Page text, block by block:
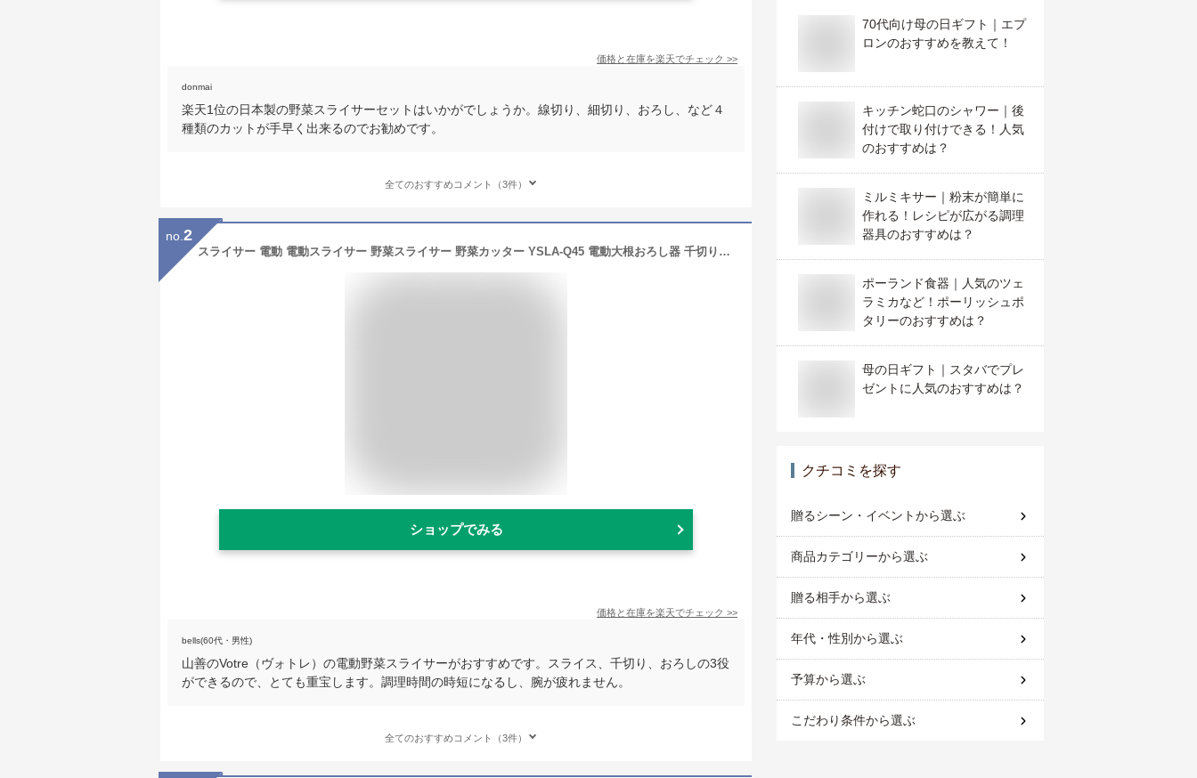
価格と在庫を楽天でチェック >>
donmai
楽天1位の日本製の野菜スライサーセットはいかがでしょうか。線切り、細切り、おろし、など４
種類のカットが手早く出来るのでお勧めです。
全てのおすすめコメント（3件）
no. 2
スライサー 電動 電動スライサー 野菜スライサー 野菜カッター YSLA-Q45 電動大根おろし器 千切り器 おろし器 スライサーセット 1台3役 野菜 細切り 薄切り 人参 山善 YAMAZEN ヴォトレ Votre 【送料無料】
ショップでみる
価格と在庫を楽天でチェック >>
bells(60代・男性)
山善のVotre（ヴォトレ）の電動野菜スライサーがおすすめです。スライス、千切り、おろしの3役
ができるので、とても重宝します。調理時間の時短になるし、腕が疲れません。
全てのおすすめコメント（3件）
70代向け母の日ギフト｜エプ
ロンのおすすめを教えて！
キッチン蛇口のシャワー｜後
付けで取り付けできる！人気
のおすすめは？
ミルミキサー｜粉末が簡単に
作れる！レシピが広がる調理
器具のおすすめは？
ポーランド食器｜人気のツェ
ラミカなど！ポーリッシュポ
タリーのおすすめは？
母の日ギフト｜スタバでプレ
ゼントに人気のおすすめは？
クチコミを探す
贈るシーン・イベントから選ぶ
商品カテゴリーから選ぶ
贈る相手から選ぶ
年代・性別から選ぶ
予算から選ぶ
こだわり条件から選ぶ